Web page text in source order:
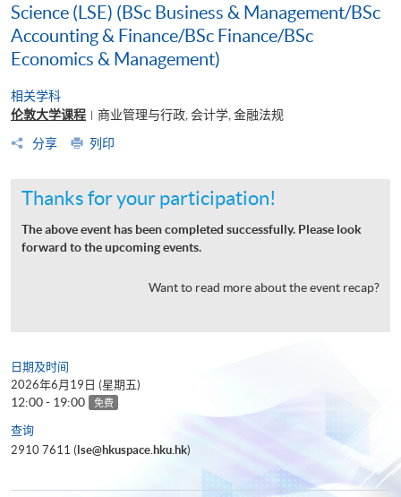
Science (LSE) (BSc Business & Management/BSc
Accounting & Finance/BSc Finance/BSc
Economics & Management)
相关学科
伦敦大学课程 | 商业管理与行政, 会计学, 金融法规
分享
列印
Thanks for your participation!
The above event has been completed successfully. Please look
forward to the upcoming events.
Want to read more about the event recap?
日期及时间
2026年6月19日 (星期五)
12:00 - 19:00 免费
查询
2910 7611 (lse@hkuspace.hku.hk)